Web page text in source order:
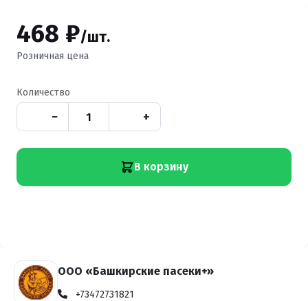
468 ₽/шт.
Розничная цена
Количество
− +
В корзину
ООО «Башкирские пасеки+»
+73472731821